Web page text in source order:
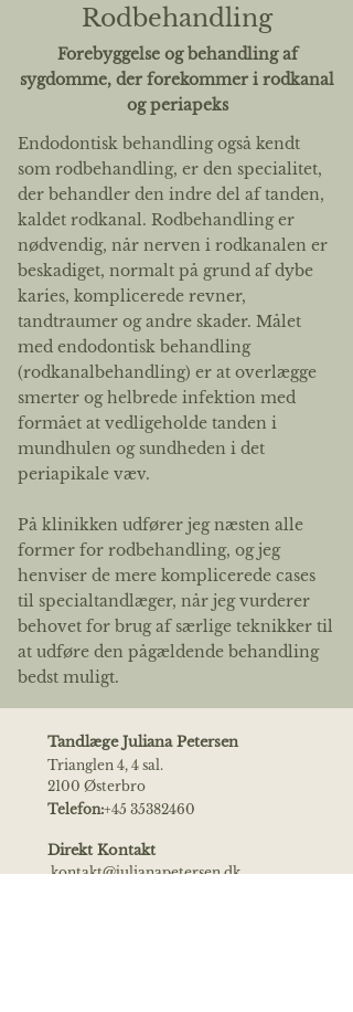
Rodbehandling
Forebyggelse og behandling af
sygdomme, der forekommer i rodkanal
og periapeks
Endodontisk behandling også kendt
som rodbehandling, er den specialitet,
der behandler den indre del af tanden,
kaldet rodkanal. Rodbehandling er
nødvendig, når nerven i rodkanalen er
beskadiget, normalt på grund af dybe
karies, komplicerede revner,
tandtraumer og andre skader. Målet
med endodontisk behandling
(rodkanalbehandling) er at overlægge
smerter og helbrede infektion med
formået at vedligeholde tanden i
mundhulen og sundheden i det
periapikale væv.
På klinikken udfører jeg næsten alle
former for rodbehandling, og jeg
henviser de mere komplicerede cases
til specialtandlæger, når jeg vurderer
behovet for brug af særlige teknikker til
at udføre den pågældende behandling
bedst muligt.
Tandlæge Juliana Petersen
Trianglen 4, 4 sal.
2100 Østerbro
Telefon:+45 35382460
Direkt Kontakt
kontakt@julianapetersen.dk